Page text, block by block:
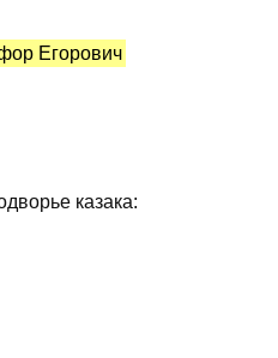
Егорович
казака: